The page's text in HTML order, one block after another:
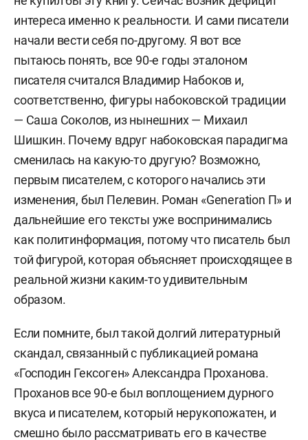
интереса именно к реальности. И сами писатели
начали вести себя по-другому. Я вот все
пытаюсь понять, все 90-е годы эталоном
писателя считался Владимир Набоков и,
соответственно, фигуры набоковской традиции
— Саша Соколов, из нынешних — Михаил
Шишкин. Почему вдруг набоковская парадигма
сменилась на какую-то другую? Возможно,
первым писателем, с которого начались эти
изменения, был Пелевин. Роман «Generation П» и
дальнейшие его тексты уже воспринимались
как политинформация, потому что писатель был
той фигурой, которая объясняет происходящее в
реальной жизни каким-то удивительным
образом.
Если помните, был такой долгий литературный
скандал, связанный с публикацией романа
«Господин Гексоген» Александра Проханова.
Проханов все 90-е был воплощением дурного
вкуса и писателем, который нерукопожатен, и
смешно было рассматривать его в качестве